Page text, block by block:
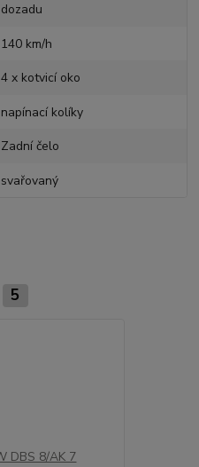
dozadu
140 km/h
4 x kotvicí oko
napínací kolíky
Zadní čelo
svařovaný
5